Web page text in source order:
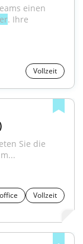
einen
. Ihre
Vollzeit
Sie die
Vollzeit